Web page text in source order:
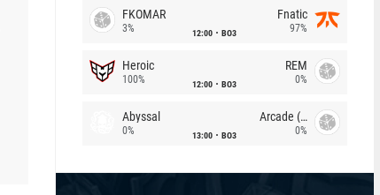
FKOMAR
3% 12:00 BO3
Fnatic
97%
Heroic
100% 12:00 BO3
REM
0%
Abyssal
0% 13:00 BO3
Arcade (AU)
0%